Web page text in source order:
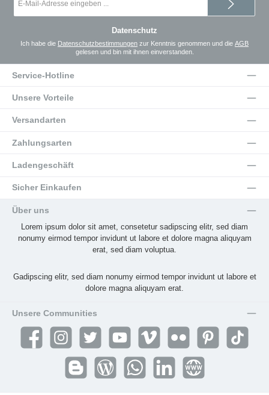
Mail-
Datenschutz
Ich habe die Datenschutzbestimmungen zur Kenntnis genommen und die AGB
gelesen und bin mit ihnen einverstanden.
Service-Hotline
Unsere Vorteile
Versandarten
Zahlungsarten
Ladengeschäft
Sicher Einkaufen
Über uns
Lorem ipsum dolor sit amet, consetetur sadipscing elitr, sed diam
nonumy eirmod tempor invidunt ut labore et dolore magna aliquyam
erat, sed diam voluptua.
Gadipscing elitr, sed diam nonumy eirmod tempor invidunt ut labore et
dolore magna aliquyam erat.
Unsere Communities
Facebook Instagram Twitter YouTube Vimeo Flickr Pinterest TikTok
Blogger Blog WhatsApp Website